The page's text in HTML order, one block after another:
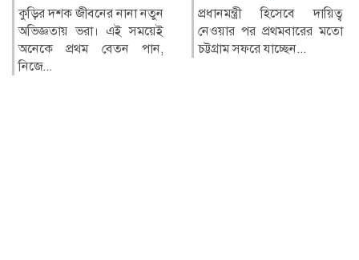
প্রধানমন্ত্রী হিসেবে দায়িত্ব
নেওয়ার পর প্রথমবারের মতো
চট্টগ্রাম সফরে যাচ্ছেন...
আসন্ন রাষ্ট্রপতি নির্বাচনকে ঘিরে
দুটি মনোনয়নপত্র সংগ্রহ
করেছে ক্ষমতাসীন দল বি...